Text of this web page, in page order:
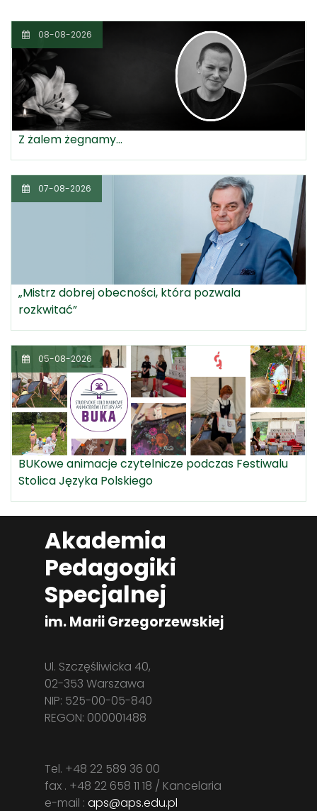
08-08-2026
Z żalem żegnamy...
07-08-2026
„Mistrz dobrej obecności, która pozwala
rozkwitać”
05-08-2026
BUKowe animacje czytelnicze podczas Festiwalu
Stolica Języka Polskiego
Akademia
Pedagogiki
Specjalnej
im. Marii Grzegorzewskiej
Ul. Szczęśliwicka 40,
02-353 Warszawa
NIP: 525-00-05-840
REGON: 000001488
Tel. +48 22 589 36 00
fax . +48 22 658 11 18 / Kancelaria
e-mail : aps@aps.edu.pl